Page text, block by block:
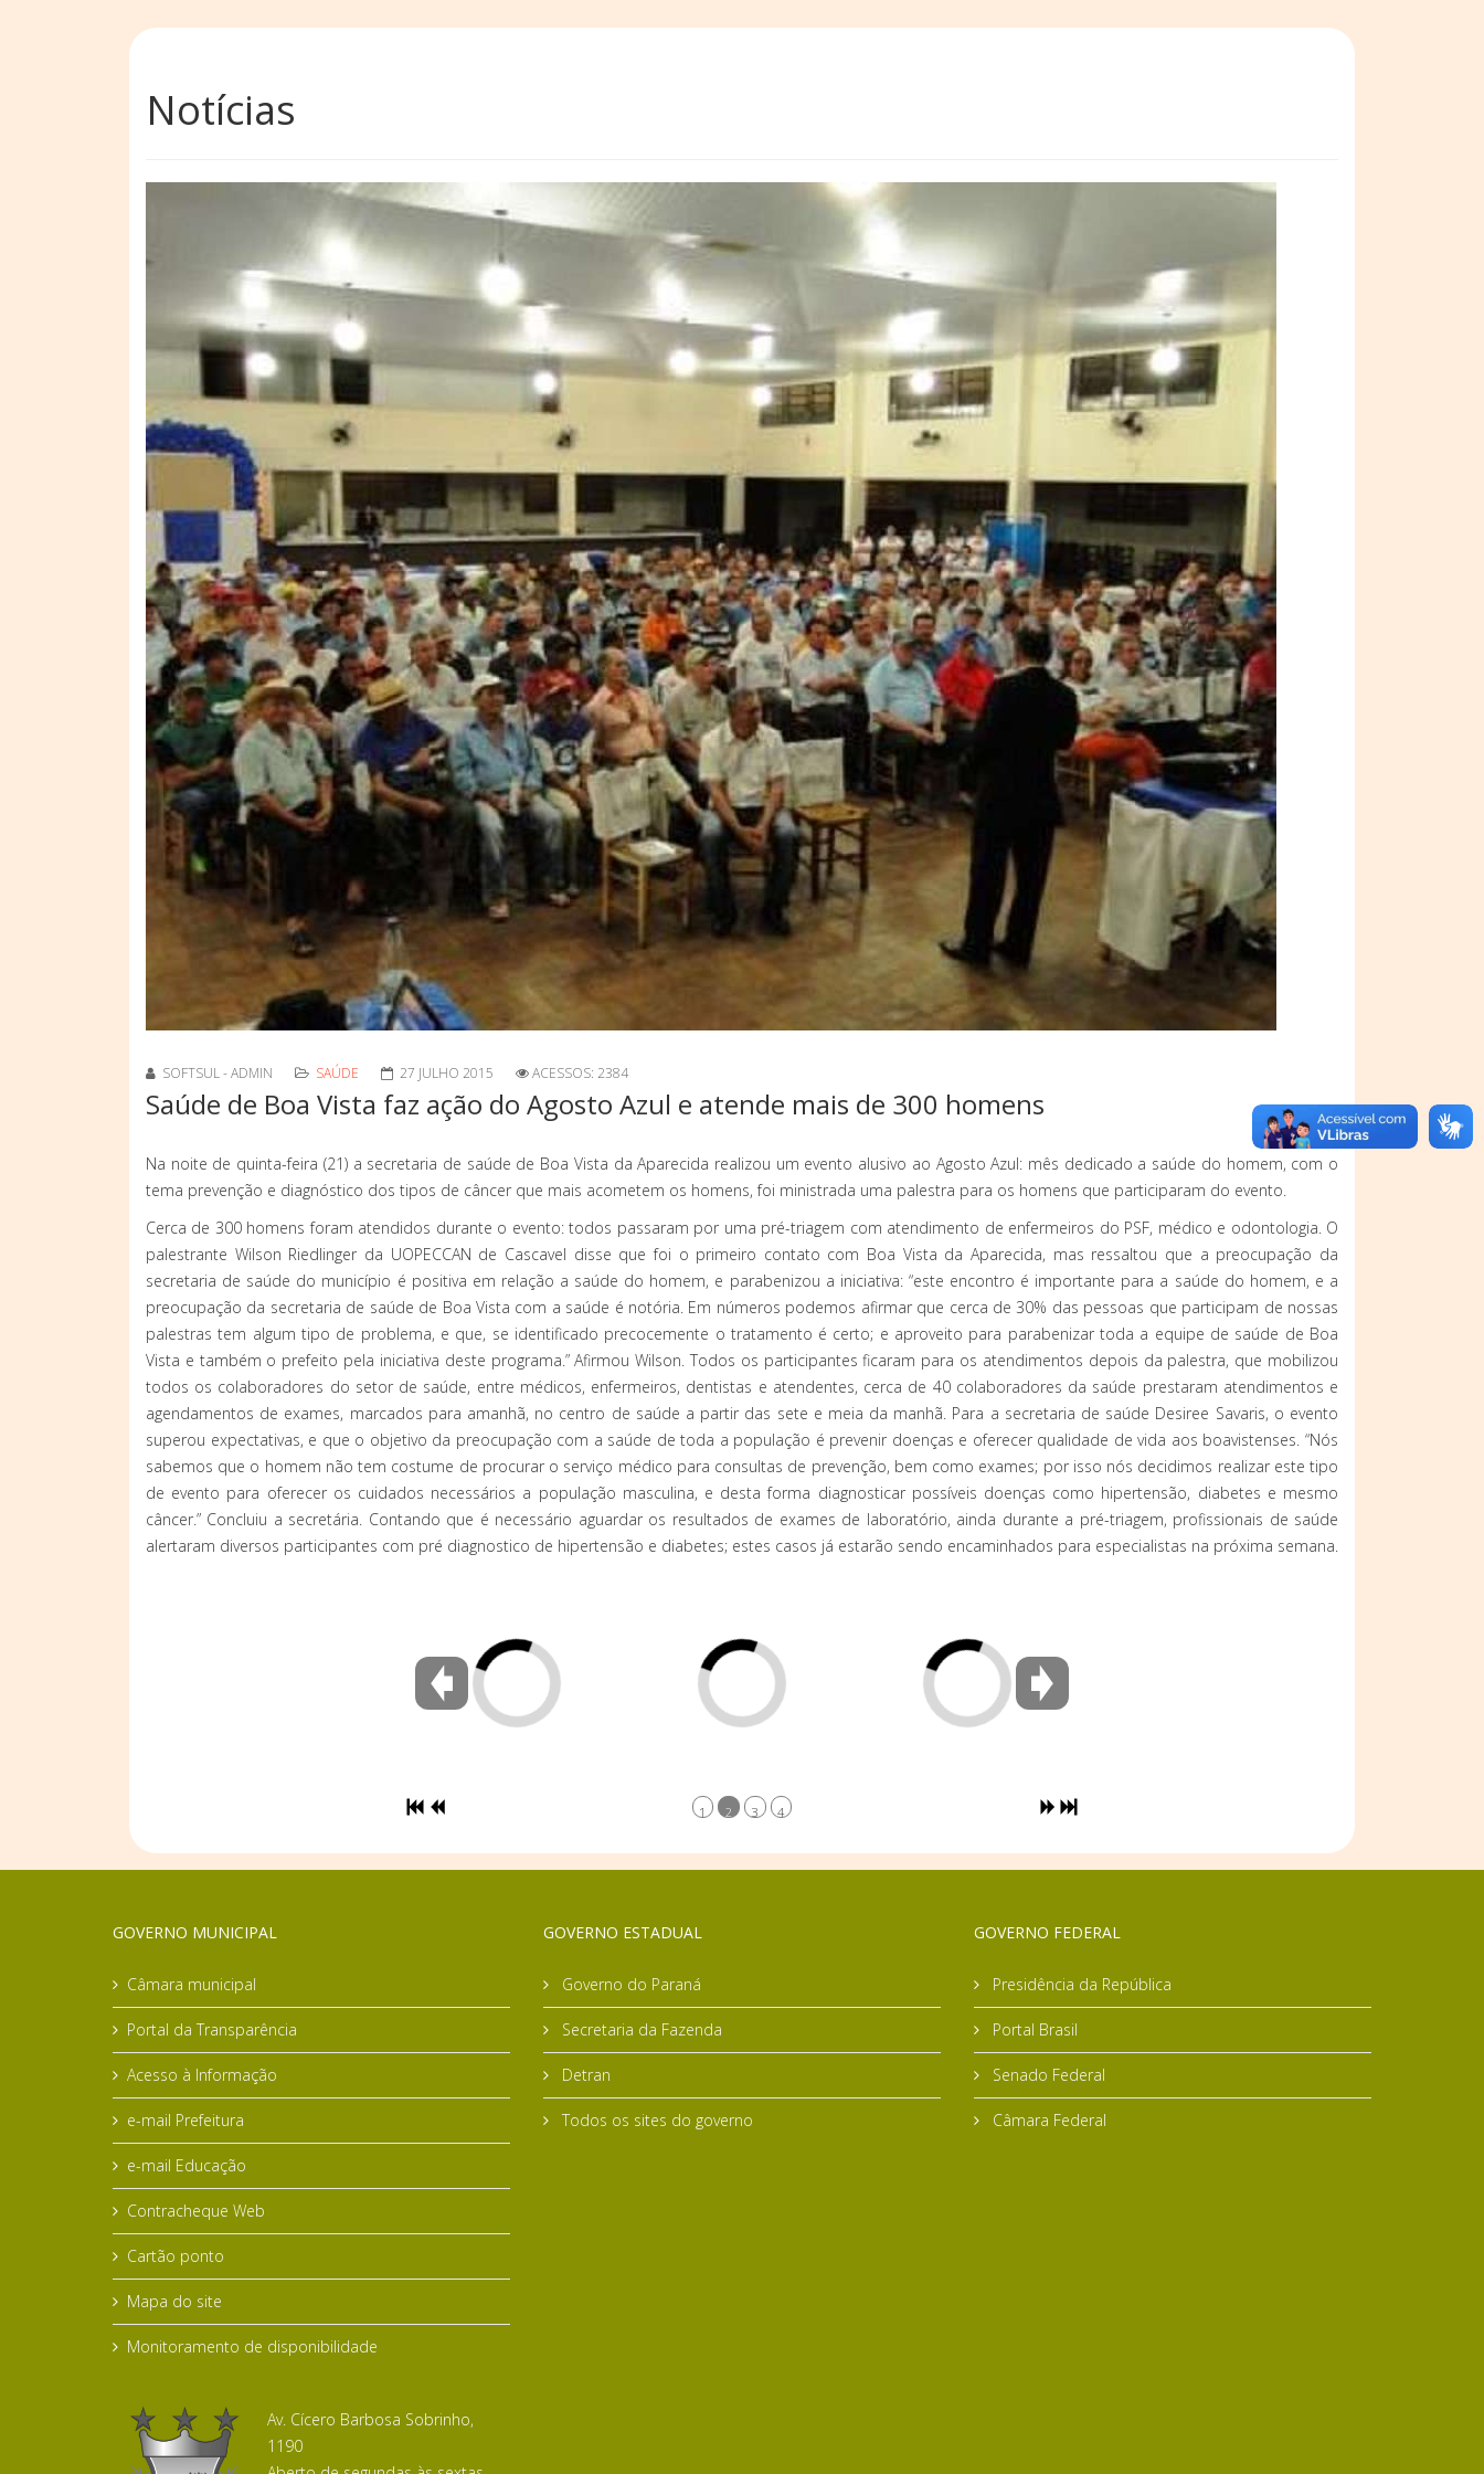
Notícias
SOFTSUL - ADMIN SAÚDE 27 JULHO 2015 ACESSOS: 2384
Saúde de Boa Vista faz ação do Agosto Azul e atende mais de 300 homens
Na noite de quinta-feira (21) a secretaria de saúde de Boa Vista da Aparecida realizou um evento alusivo ao Agosto Azul: mês dedicado a saúde do homem, com o
tema prevenção e diagnóstico dos tipos de câncer que mais acometem os homens, foi ministrada uma palestra para os homens que participaram do evento.
Cerca de 300 homens foram atendidos durante o evento: todos passaram por uma pré-triagem com atendimento de enfermeiros do PSF, médico e odontologia. O
palestrante Wilson Riedlinger da UOPECCAN de Cascavel disse que foi o primeiro contato com Boa Vista da Aparecida, mas ressaltou que a preocupação da
secretaria de saúde do município é positiva em relação a saúde do homem, e parabenizou a iniciativa: “este encontro é importante para a saúde do homem, e a
preocupação da secretaria de saúde de Boa Vista com a saúde é notória. Em números podemos afirmar que cerca de 30% das pessoas que participam de nossas
palestras tem algum tipo de problema, e que, se identificado precocemente o tratamento é certo; e aproveito para parabenizar toda a equipe de saúde de Boa
Vista e também o prefeito pela iniciativa deste programa.” Afirmou Wilson. Todos os participantes ficaram para os atendimentos depois da palestra, que mobilizou
todos os colaboradores do setor de saúde, entre médicos, enfermeiros, dentistas e atendentes, cerca de 40 colaboradores da saúde prestaram atendimentos e
agendamentos de exames, marcados para amanhã, no centro de saúde a partir das sete e meia da manhã. Para a secretaria de saúde Desiree Savaris, o evento
superou expectativas, e que o objetivo da preocupação com a saúde de toda a população é prevenir doenças e oferecer qualidade de vida aos boavistenses. “Nós
sabemos que o homem não tem costume de procurar o serviço médico para consultas de prevenção, bem como exames; por isso nós decidimos realizar este tipo
de evento para oferecer os cuidados necessários a população masculina, e desta forma diagnosticar possíveis doenças como hipertensão, diabetes e mesmo
câncer.” Concluiu a secretária. Contando que é necessário aguardar os resultados de exames de laboratório, ainda durante a pré-triagem, profissionais de saúde
alertaram diversos participantes com pré diagnostico de hipertensão e diabetes; estes casos já estarão sendo encaminhados para especialistas na próxima semana.
1 2 3 4
GOVERNO MUNICIPAL
Câmara municipal
Portal da Transparência
Acesso à Informação
e-mail Prefeitura
e-mail Educação
Contracheque Web
Cartão ponto
Mapa do site
Monitoramento de disponibilidade
Av. Cícero Barbosa Sobrinho,
1190
GOVERNO ESTADUAL
Governo do Paraná
Secretaria da Fazenda
Detran
Todos os sites do governo
GOVERNO FEDERAL
Presidência da República
Portal Brasil
Senado Federal
Câmara Federal